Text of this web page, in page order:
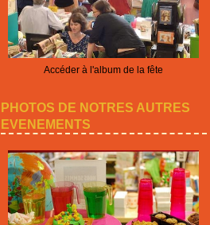
Accéder à l'album de la fête
PHOTOS DE NOTRES AUTRES
EVENEMENTS